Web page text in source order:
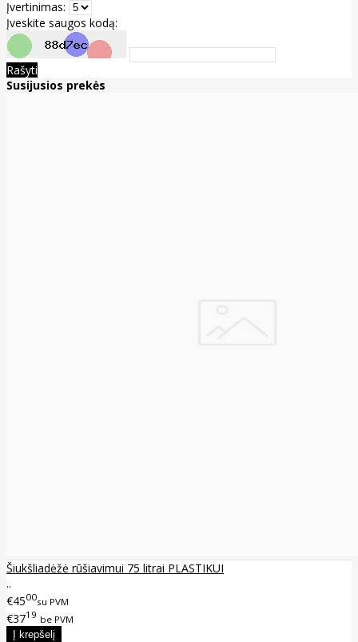
Įvertinimas:
Įveskite saugos kodą:
Rašyti
Susijusios prekės
Šiukšliadėžė rūšiavimui 75 litrai PLASTIKUI
..
€4500su PVM
€3719 be PVM